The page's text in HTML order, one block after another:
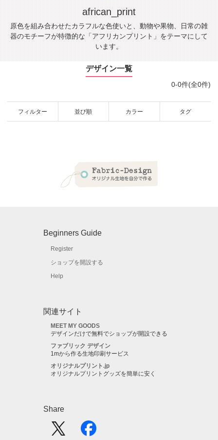
african_print
原色を組み合わせたカラフルな色使いと、動物や果物、日常の雑
器のモチーフが特徴的な「アフリカンプリント」をテーマにして
います。
デザイン一覧
0-0件(全0件)
フィルター 並び順 カラー タグ
Beginners Guide
Register
ショップを開設する
Help
関連サイト
MEET MY GOODS
デザインだけで無料でショップが開設できる
ファブリック デザイン
1mから作る生地印刷サービス
オリジナルプリント.jp
オリジナルプリントグッズを簡単に安く
Share